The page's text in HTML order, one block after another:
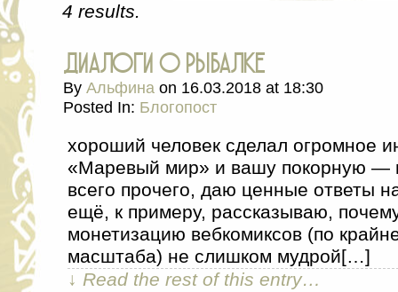
4 results.
диалоги о рыбалке
By Альфина on 16.03.2018 at 18:30
Posted In: Блогопост
хороший человек сделал огромное
«Маревый мир» и вашу покорную —
всего прочего, даю ценные ответы
ещё, к примеру, рассказываю,
монетизацию вебкомиксов (по
масштаба) не слишком мудрой[…]
↓ Read the rest of this entry…